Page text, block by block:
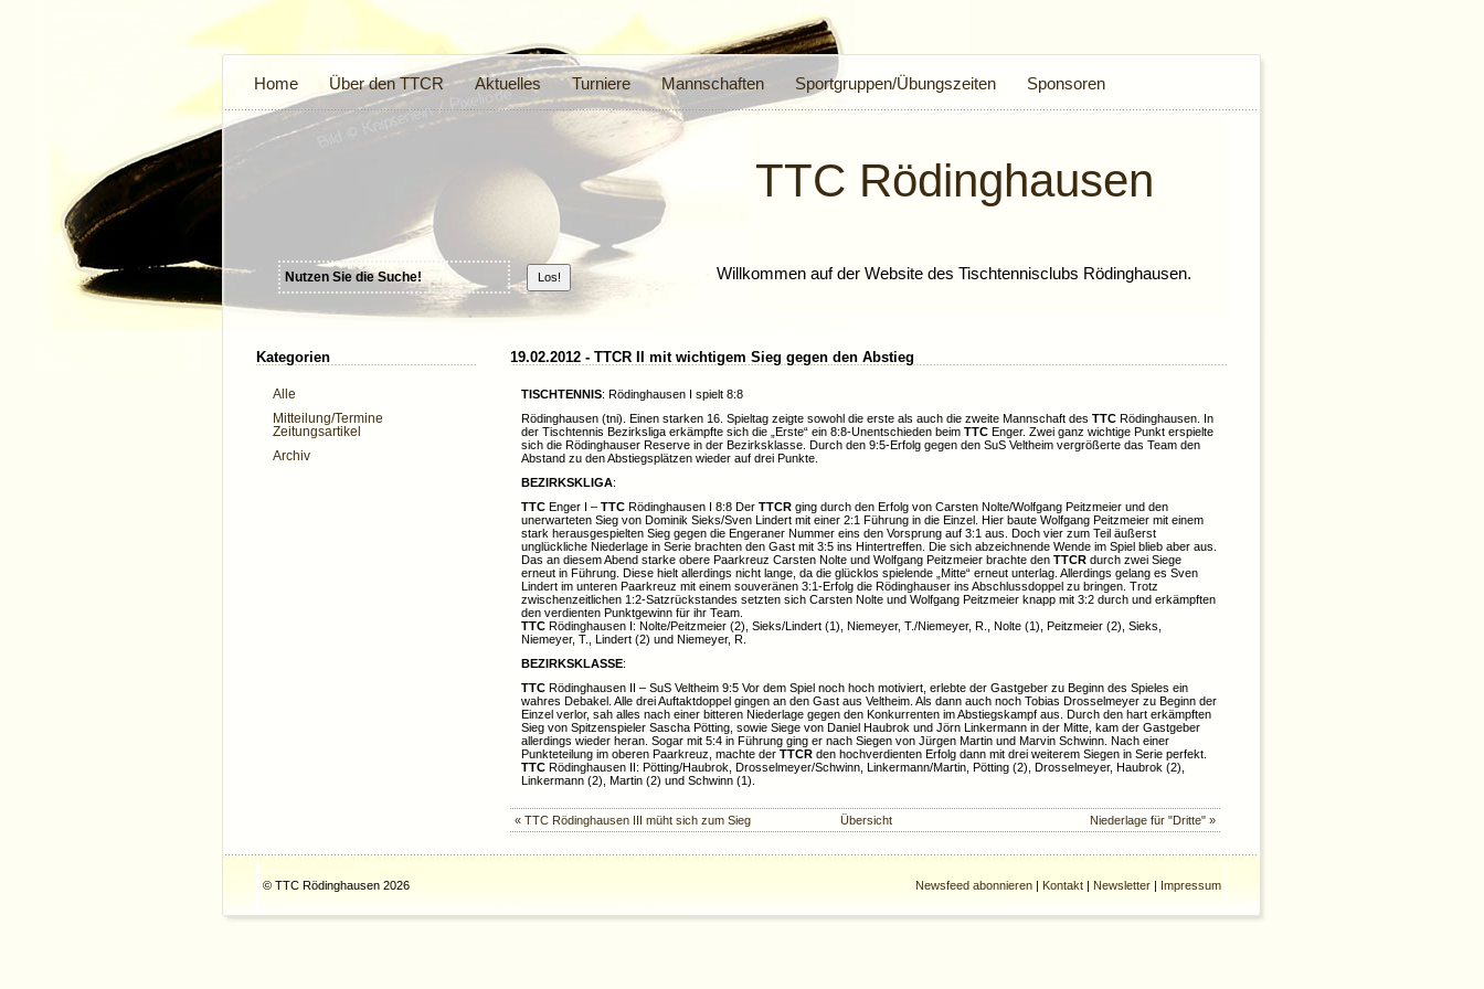
Home Über den TTCR Aktuelles Turniere Mannschaften Sportgruppen/Übungszeiten Sponsoren
TTC Rödinghausen
Willkommen auf der Website des Tischtennisclubs Rödinghausen.
19.02.2012 - TTCR II mit wichtigem Sieg gegen den Abstieg
TISCHTENNIS: Rödinghausen I spielt 8:8
Rödinghausen (tni). Einen starken 16. Spieltag zeigte sowohl die erste als auch die zweite Mannschaft des TTC Rödinghausen. In
der Tischtennis Bezirksliga erkämpfte sich die „Erste“ ein 8:8-Unentschieden beim TTC Enger. Zwei ganz wichtige Punkt erspielte
sich die Rödinghauser Reserve in der Bezirksklasse. Durch den 9:5-Erfolg gegen den SuS Veltheim vergrößerte das Team den
Abstand zu den Abstiegsplätzen wieder auf drei Punkte.
BEZIRKSKLIGA:
TTC Enger I – TTC Rödinghausen I 8:8 Der TTCR ging durch den Erfolg von Carsten Nolte/Wolfgang Peitzmeier und den
unerwarteten Sieg von Dominik Sieks/Sven Lindert mit einer 2:1 Führung in die Einzel. Hier baute Wolfgang Peitzmeier mit einem
stark herausgespielten Sieg gegen die Engeraner Nummer eins den Vorsprung auf 3:1 aus. Doch vier zum Teil äußerst
unglückliche Niederlage in Serie brachten den Gast mit 3:5 ins Hintertreffen. Die sich abzeichnende Wende im Spiel blieb aber aus.
Das an diesem Abend starke obere Paarkreuz Carsten Nolte und Wolfgang Peitzmeier brachte den TTCR durch zwei Siege
erneut in Führung. Diese hielt allerdings nicht lange, da die glücklos spielende „Mitte“ erneut unterlag. Allerdings gelang es Sven
Lindert im unteren Paarkreuz mit einem souveränen 3:1-Erfolg die Rödinghauser ins Abschlussdoppel zu bringen. Trotz
zwischenzeitlichen 1:2-Satzrückstandes setzten sich Carsten Nolte und Wolfgang Peitzmeier knapp mit 3:2 durch und erkämpften
den verdienten Punktgewinn für ihr Team.
TTC Rödinghausen I: Nolte/Peitzmeier (2), Sieks/Lindert (1), Niemeyer, T./Niemeyer, R., Nolte (1), Peitzmeier (2), Sieks,
Niemeyer, T., Lindert (2) und Niemeyer, R.
BEZIRKSKLASSE:
TTC Rödinghausen II – SuS Veltheim 9:5 Vor dem Spiel noch hoch motiviert, erlebte der Gastgeber zu Beginn des Spieles ein
wahres Debakel. Alle drei Auftaktdoppel gingen an den Gast aus Veltheim. Als dann auch noch Tobias Drosselmeyer zu Beginn der
Einzel verlor, sah alles nach einer bitteren Niederlage gegen den Konkurrenten im Abstiegskampf aus. Durch den hart erkämpften
Sieg von Spitzenspieler Sascha Pötting, sowie Siege von Daniel Haubrok und Jörn Linkermann in der Mitte, kam der Gastgeber
allerdings wieder heran. Sogar mit 5:4 in Führung ging er nach Siegen von Jürgen Martin und Marvin Schwinn. Nach einer
Punkteteilung im oberen Paarkreuz, machte der TTCR den hochverdienten Erfolg dann mit drei weiterem Siegen in Serie perfekt.
TTC Rödinghausen II: Pötting/Haubrok, Drosselmeyer/Schwinn, Linkermann/Martin, Pötting (2), Drosselmeyer, Haubrok (2),
Linkermann (2), Martin (2) und Schwinn (1).
« TTC Rödinghausen III müht sich zum Sieg Übersicht Niederlage für "Dritte" »
Kategorien
Alle
Mitteilung/Termine
Zeitungsartikel
Archiv
© TTC Rödinghausen 2026 Newsfeed abonnieren Kontakt Newsletter Impressum